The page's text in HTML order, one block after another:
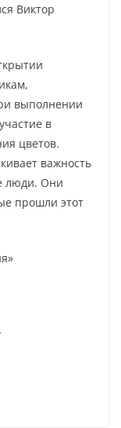
Виктор
выполнении
в
цветов.
важность
люди. Они
прошли этот